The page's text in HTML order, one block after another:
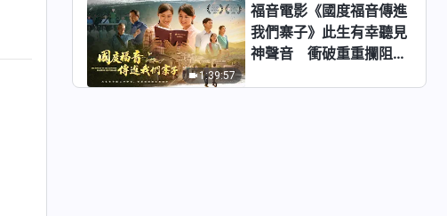
1:58:56
福音見證電影《這是何等悦耳的
聲音》聽神聲音迎接主再來
1:39:57
福音電影《國度福音傳進
我們寨子》此生有幸聽見
神聲音 衝破重重攔阻跟